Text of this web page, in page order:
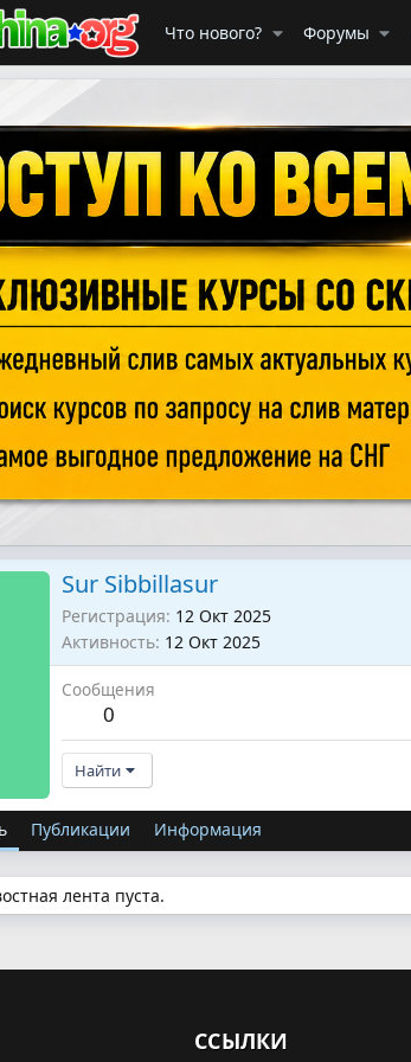
Что нового? Форумы
Sur Sibbillasur
Регистрация 12 Окт 2025
Активность 12 Окт 2025
Сообщения
0
Найти
Публикации Информация
лента пуста.
ССЫЛКИ